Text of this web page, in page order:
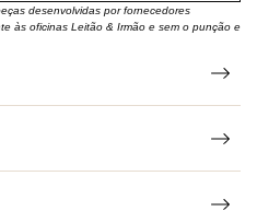
desenvolvidas por fornecedores
às oficinas Leitão & Irmão e sem o punção e